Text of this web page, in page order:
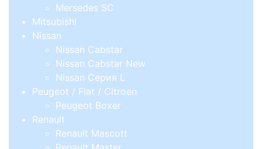
Mersedes SC
Mitsubishi
Nissan
Nissan Cabstar
Nissan Cabstar New
Nissan Серия L
Peugeot / Fiat / Citroen
Peugeot Boxer
Renault
Renault Mascott